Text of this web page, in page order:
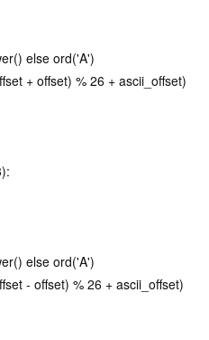
else ord('A')
+ offset) % 26 + ascii_offset)
else ord('A')
- offset) % 26 + ascii_offset)